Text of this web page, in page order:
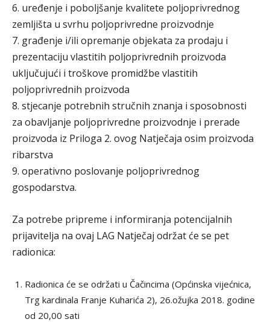
6. uređenje i poboljšanje kvalitete poljoprivrednog
zemljišta u svrhu poljoprivredne proizvodnje
7. građenje i/ili opremanje objekata za prodaju i
prezentaciju vlastitih poljoprivrednih proizvoda
uključujući i troškove promidžbe vlastitih
poljoprivrednih proizvoda
8. stjecanje potrebnih stručnih znanja i sposobnosti
za obavljanje poljoprivredne proizvodnje i prerade
proizvoda iz Priloga 2. ovog Natječaja osim proizvoda
ribarstva
9. operativno poslovanje poljoprivrednog
gospodarstva.
Za potrebe pripreme i informiranja potencijalnih
prijavitelja na ovaj LAG Natječaj održat će se pet
radionica:
Radionica će se održati u Čačincima (Općinska vijećnica,
Trg kardinala Franje Kuharića 2), 26.ožujka 2018. godine
od 20,00 sati